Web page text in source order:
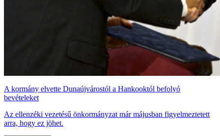
A kormány elvette Dunaújvárostól a Hankooktól befolyó
bevételeket
Az ellenzéki vezetésű önkormányzat már májusban figyelmeztetett
arra, hogy ez jöhet.